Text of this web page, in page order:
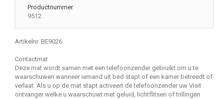
Productnummer
9512
Artikelnr. BE9026
Contactmat
Deze mat wordt samen met een telefoonzender gebruikt om u te
waarschuwen wanneer iemand uit bed stapt of een kamer betreedt of
verlaat. Als u op de mat stapt activeert de telefoonzender uw Visit
ontvanger welke u waarschuwt met geluid, lichtflitsen of trillingen